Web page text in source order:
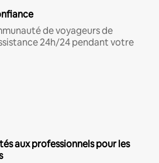
de voyageurs de
24h/24 pendant votre
aux professionnels pour les